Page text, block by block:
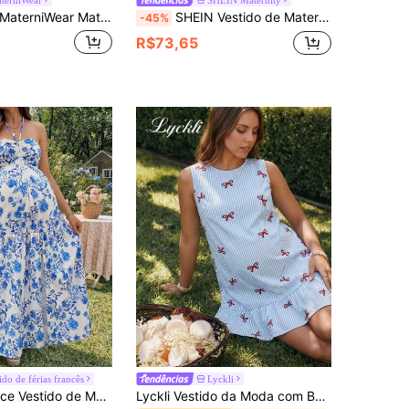
MaterniWear Maternidade Bainha Pregueada Vestido Com Cinto -45% SHEIN Vestido de Maternidade Casual Sem Mangas com Estampa na Cintura
R$73,65
de férias francês
Costas em Laço, Alça Bandeau, Design de Taça com Amarração Frontal em Borla, Silhueta A-Line, Bainha com Fenda e Estampa Digital
Lyckli
Lyckli Vestido da Moda com Babado na Barra, Estampa de Laço e Retalhos Listrados para Gestantes